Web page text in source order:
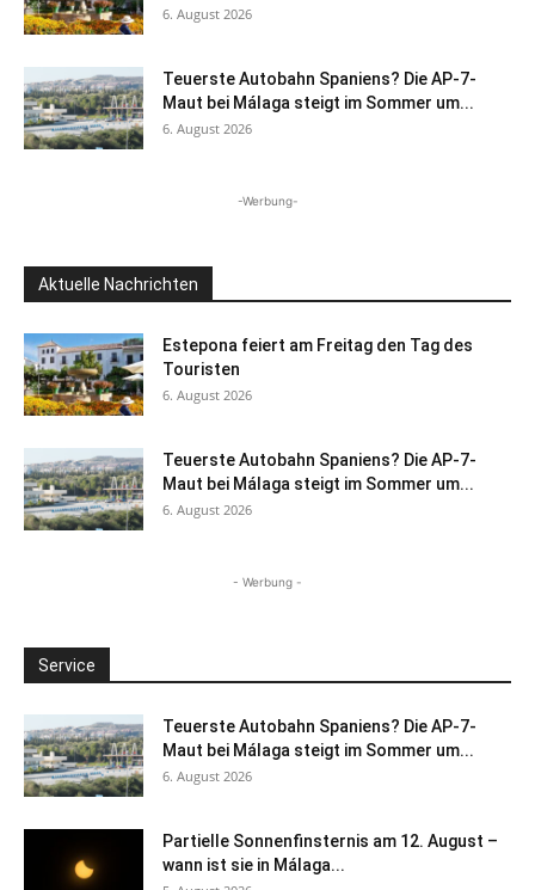
6. August 2026
Teuerste Autobahn Spaniens? Die AP-7-
Maut bei Málaga steigt im Sommer um...
6. August 2026
-Werbung-
Aktuelle Nachrichten
Estepona feiert am Freitag den Tag des
Touristen
6. August 2026
Teuerste Autobahn Spaniens? Die AP-7-
Maut bei Málaga steigt im Sommer um...
6. August 2026
- Werbung -
Service
Teuerste Autobahn Spaniens? Die AP-7-
Maut bei Málaga steigt im Sommer um...
6. August 2026
Partielle Sonnenfinsternis am 12. August –
wann ist sie in Málaga...